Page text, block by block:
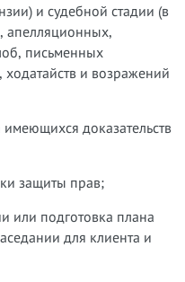
и судебной стадии (в
апелляционных,
письменных
и возражений
доказательств
защиты прав;
или подготовка плана
для клиента и